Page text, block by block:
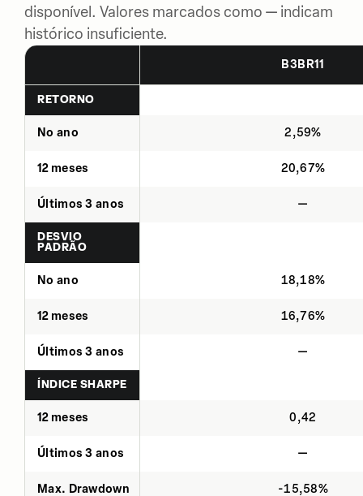
disponível. Valores marcados como — indicam
histórico insuficiente.
B3BR11
RETORNO
No ano 2,59%
12 meses 20,67%
Últimos 3 anos —
DESVIO
PADRÃO
No ano 18,18%
12 meses 16,76%
Últimos 3 anos —
ÍNDICE SHARPE
12 meses 0,42
Últimos 3 anos —
Max. Drawdown -15,58%